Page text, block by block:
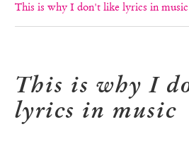
This is why I don't like lyrics in music
This is why I
lyrics in music